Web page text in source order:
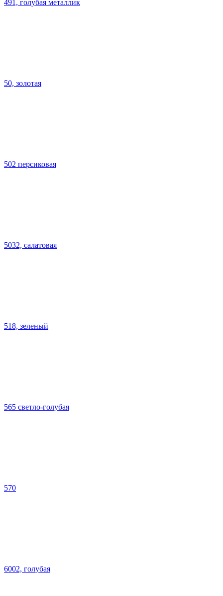
491, голубая металлик
50, золотая
502 персиковая
5032, салатовая
518, зеленый
565 светло-голубая
570
6002, голубая